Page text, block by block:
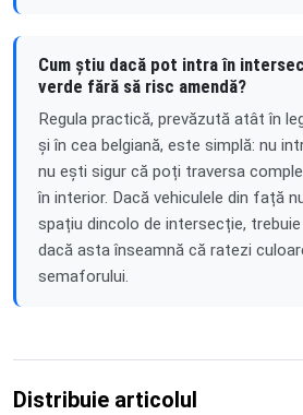
Cum știu dacă pot intra în
verde fără să risc amendă?
Regula practică, prevăzută atât în
și în cea belgiană, este simplă: nu
nu ești sigur că poți traversa
în interior. Dacă vehiculele din față
spațiu dincolo de intersecție,
dacă asta înseamnă că ratezi
semaforului.
Distribuie articolul